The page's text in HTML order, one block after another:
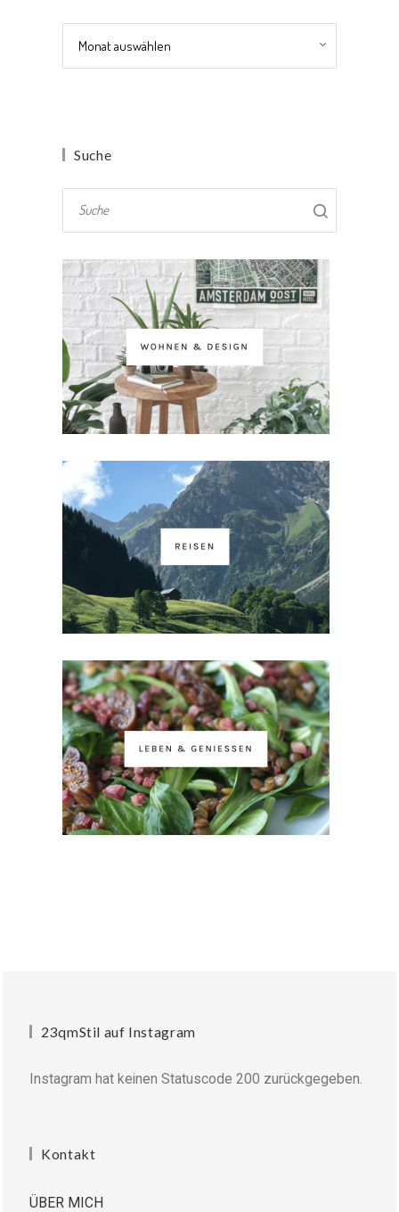
Suche
23qmStil auf Instagram
Instagram hat keinen Statuscode 200 zurückgegeben.
Kontakt
ÜBER MICH